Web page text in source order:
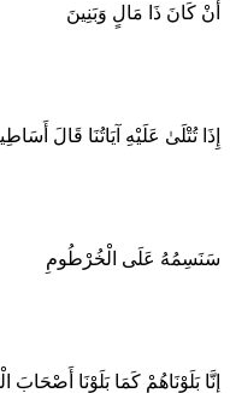
أَنْ كَانَ ذَا مَالٍ وَبَنِينَ
إِذَا تُتْلَىٰ عَلَيْهِ آيَاتُنَا قَالَ
سَنَسِمُهُ عَلَى الْخُرْطُومِ
إِنَّا بَلَوْنَاهُمْ كَمَا بَلَوْنَا